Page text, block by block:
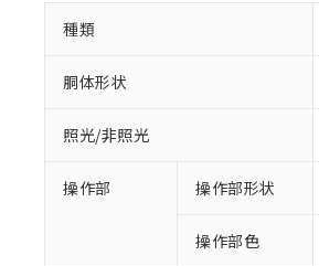
種類
胴体形状
照光/非照光
操作部 操作部形状
操作部色